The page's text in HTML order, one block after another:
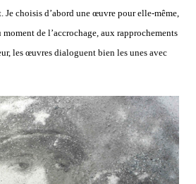
Je choisis d’abord une œuvre pour elle-même,
de l’accrochage, aux rapprochements
les œuvres dialoguent bien les unes avec